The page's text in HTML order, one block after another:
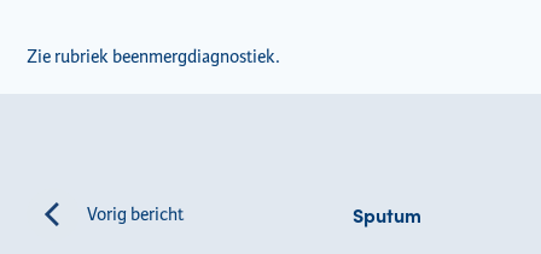
Zie rubriek beenmergdiagnostiek.
Vorig bericht Sputum